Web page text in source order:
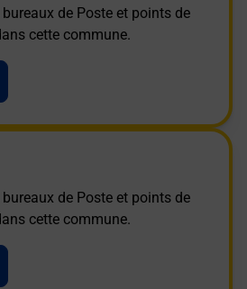
de Poste et points de
cette commune.
de Poste et points de
cette commune.